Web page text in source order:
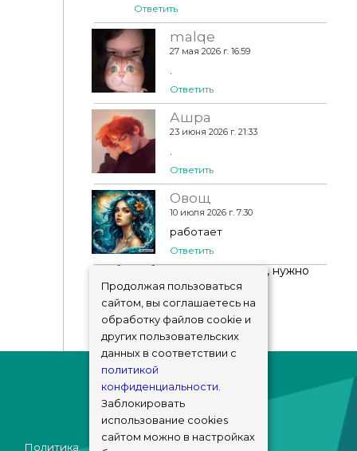
Ответить
malqe
27 мая 2026 г. 16:59
Ответить
Ашра
23 июня 2026 г. 21:33
Ответить
Овощ
10 июля 2026 г. 7:30
работает
Ответить
Чтобы добавить комментарий, нужно
авторизоваться!
Политика
Продолжая пользоваться
сайтом, вы соглашаетесь на
обработку файлов cookie и
других пользовательских
данных в соответствии с
политикой
конфиденциальности.
Заблокировать
использование cookies
сайтом можно в настройках